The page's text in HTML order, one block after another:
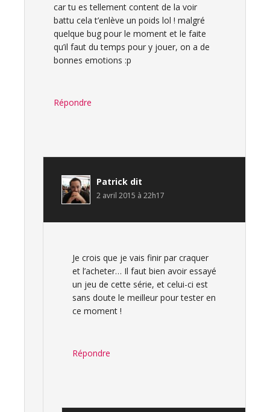
car tu es tellement content de la voir
battu cela t’enlève un poids lol ! malgré
quelque bug pour le moment et le faite
qu’il faut du temps pour y jouer, on a de
bonnes emotions :p
Répondre
Patrick dit
2 avril 2015 à 22h17
Je crois que je vais finir par craquer
et l’acheter… Il faut bien avoir essayé
un jeu de cette série, et celui-ci est
sans doute le meilleur pour tester en
ce moment !
Répondre